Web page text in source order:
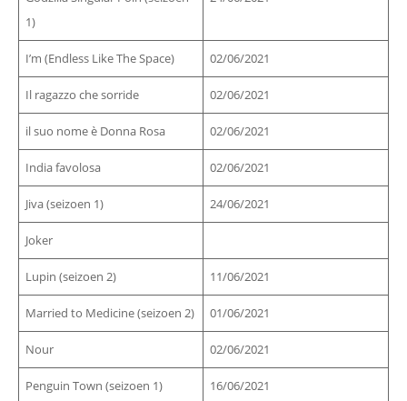
1)
I’m (Endless Like The Space) 02/06/2021
Il ragazzo che sorride 02/06/2021
il suo nome è Donna Rosa 02/06/2021
India favolosa 02/06/2021
Jiva (seizoen 1) 24/06/2021
Joker
Lupin (seizoen 2) 11/06/2021
Married to Medicine (seizoen 2) 01/06/2021
Nour 02/06/2021
Penguin Town (seizoen 1) 16/06/2021